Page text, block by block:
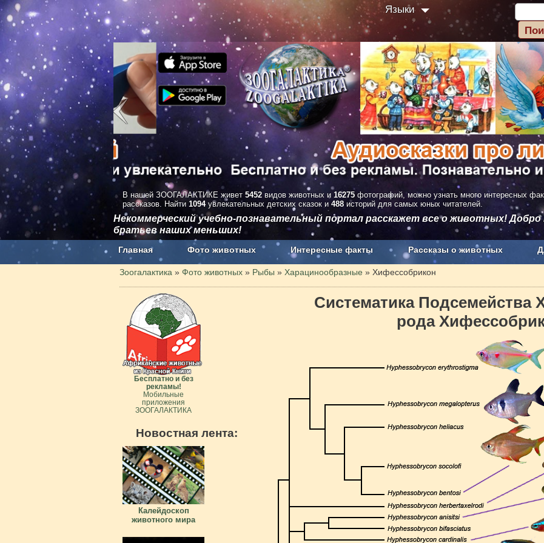
Языки
В нашей ЗООГАЛАКТИКЕ живет 5452 видов животных и 16275 фотографий, можно узнать много интересных
рассказов. Найти 1094увлекательных детских сказок и 488 историй для самых юных читателей.
Некоммерческий учебно-познавательный портал расскажет все о животных!
братьев наших меньших!
Главная Фото животных Интересные факты Рассказы о животных
Наши приложения. Бесплатно и без рекламы
Зоогалактика » Фото животных » Рыбы » Харацинообразные » Хифессобрикон
Систематика Подсемейства
рода
Бесплатно и без
рекламы!
Мобильные
приложения
ЗООГАЛАКТИКА
Новостная лента:
Калейдоскоп
животного мира